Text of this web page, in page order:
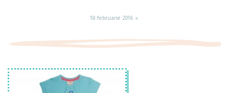
18 februarie 2016